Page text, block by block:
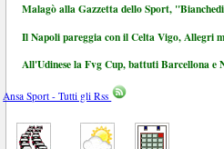
Malagò alla Gazzetta dello Sport,
Il Napoli pareggia con il Celta Vigo, Allegri
All'Udinese la Fvg Cup, battuti Barcellona e
Ansa Sport - Tutti gli Rss